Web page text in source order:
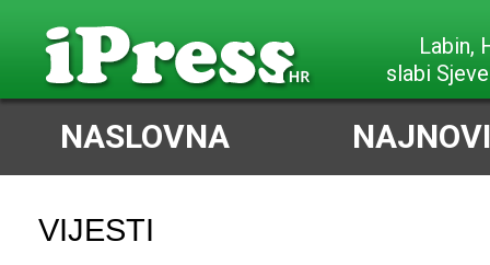
Labin,
slabi
NASLOVNA
VIJESTI